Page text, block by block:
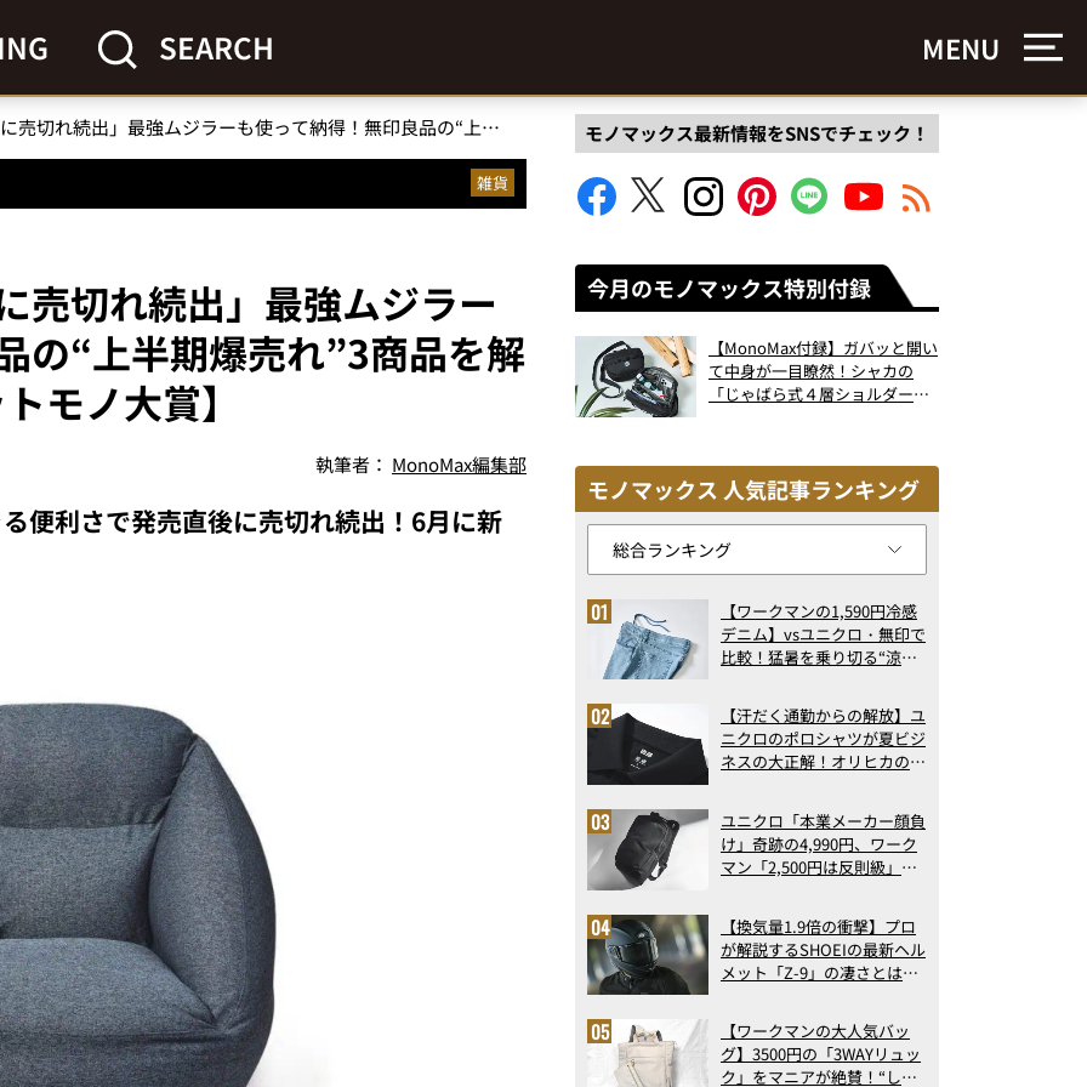
SEARCH MENU
「無印良品で発売直後に売切れ続出」最強ムジラーも使って納得！無印良品の“上半期爆売れ”3商品を解説【2024年上半期ヒットモノ大賞】
雑貨
売切れ続出」最強ムジラー
の“上半期爆売れ”3商品を解
モノ大賞】
執筆者： MonoMax編集部
便利さで発売直後に売切れ続出！6月に新
モノマックス最新情報をSNSでチェック！
今月のモノマックス特別付録
【MonoMax付録】ガバッと開い
て中身が一目瞭然！シャカの
「じゃばら式４層ショルダーバ
モノマックス 人気記事ランキング
【ワークマンの1,590円冷感
デニム】vsユニクロ・無印で
比較！猛暑を乗り切る“涼感
で決定版
【汗だく通勤からの解放】ユ
ニクロのポロシャツが夏ビジ
ネスの大正解！オリヒカの透
アの実力
ユニクロ「本業メーカー顔負
け」奇跡の4,990円、ワーク
マン「2,500円は反則級」凄
ト3】（2026年6月版）
【換気量1.9倍の衝撃】プロ
が解説するSHOEIの最新ヘル
メット「Z-9」の凄さとは？
ス【ワークマンの大人気バッ
グ】3500円の「3WAYリュッ
ク」をマニアが絶賛！“しご